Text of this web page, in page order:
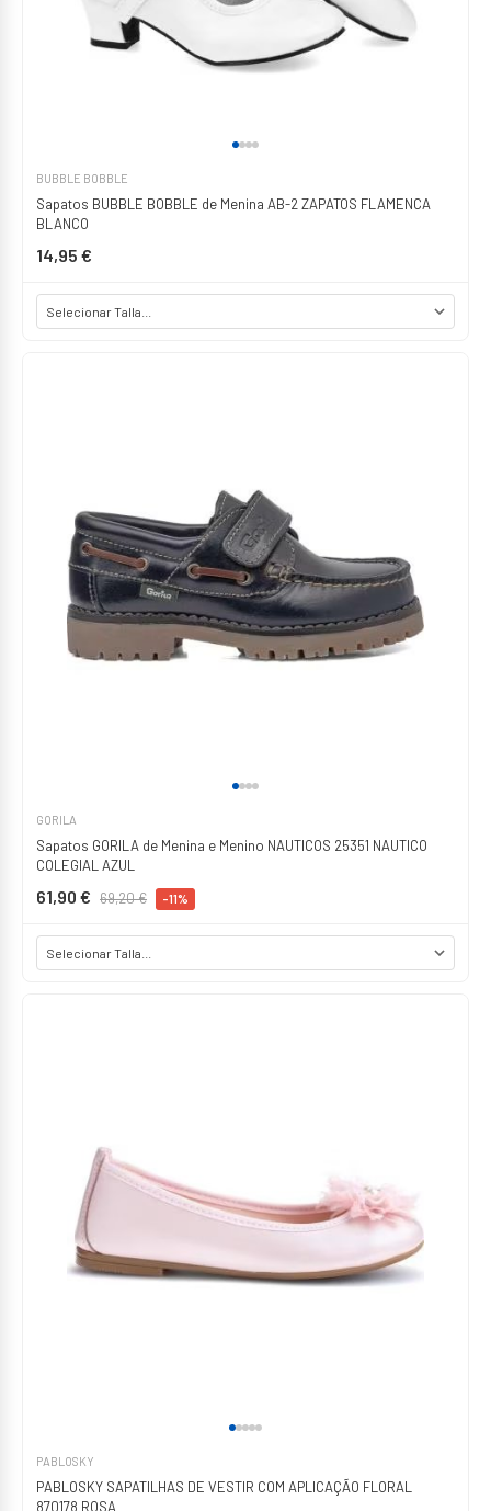
BUBBLE BOBBLE
Sapatos BUBBLE BOBBLE de Menina AB-2 ZAPATOS FLAMENCA
BLANCO
14,95 €
GORILA
Sapatos GORILA de Menina e Menino NAUTICOS 25351 NAUTICO
COLEGIAL AZUL
61,90 € 69,20 € -11%
PABLOSKY
PABLOSKY SAPATILHAS DE VESTIR COM APLICAÇÃO FLORAL
870178 ROSA